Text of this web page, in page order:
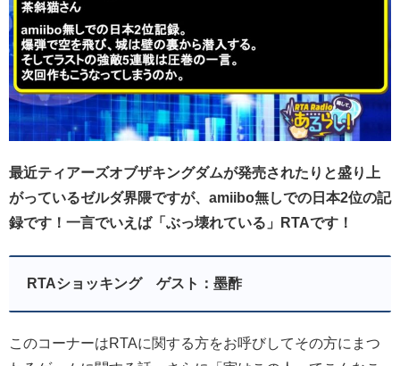
最近ティアーズオブザキングダムが発売されたりと盛り上
がっているゼルダ界隈ですが、amiibo無しでの日本2位の記
録です！一言でいえば「ぶっ壊れている」RTAです！
RTAショッキング ゲスト：墨酢
このコーナーはRTAに関する方をお呼びしてその方にまつ